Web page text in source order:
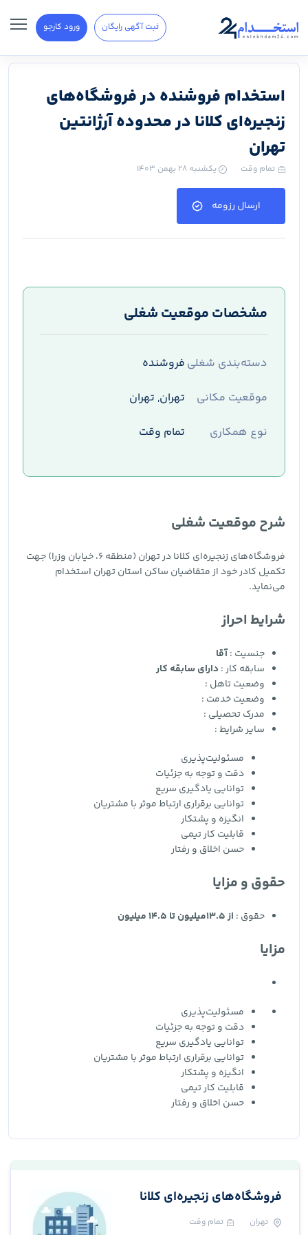
ثبت آگهی رایگان ورود کارجو
استخدام فروشنده در فروشگاه‌های
زنجیره‌ای کلانا در محدوده آرژانتین
تهران
تمام وقت یکشنبه ۲۸ بهمن ۱۴۰۳
ارسال رزومه
مشخصات موقعیت شغلی
دسته‌بندی شغلی فروشنده
موقعیت مکانی
تهران, تهران
نوع همکاری
تمام وقت
شرح موقعیت شغلی
فروشگاه‌های زنجیره‌ای کلانا در تهران (منطقه 6، خیابان وزرا) جهت
تکمیل کادر خود از متقاضیان ساکن استان تهران استخدام
می‌نماید.
شرایط احراز
جنسیت :آقا
سابقه کار : دارای سابقه کار
وضعیت تاهل :
وضعیت خدمت :
مدرک تحصیلی :
سایر شرایط :
مسئولیت‌پذیری
دقت و توجه به جزئیات
توانایی یادگیری سریع
توانایی برقراری ارتباط موثر با مشتریان
انگیزه و پشتکار
قابلیت کار تیمی
حسن اخلاق و رفتار
حقوق و مزایا
حقوق : از 13.5میلیون تا 14.5 میلیون
مزایا
مسئولیت‌پذیری
دقت و توجه به جزئیات
توانایی یادگیری سریع
توانایی برقراری ارتباط موثر با مشتریان
انگیزه و پشتکار
قابلیت کار تیمی
حسن اخلاق و رفتار
فروشگاه‌های زنجیره‌ای کلانا
تهران تمام وقت